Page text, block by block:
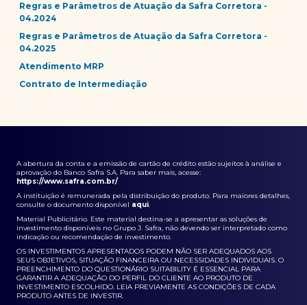
Regras e Parâmetros de Atuação da Safra Corretora -
04.2024
Regras e Parâmetros de Atuação da Safra Corretora -
04.2025
Atendimento MRP
Contrato de Intermediação
A abertura da conta e a emissão de cartão de crédito estão sujeitos à análise e
aprovação do Banco Safra S.A. Para saber mais, acesse:
https://www.safra.com.br/
A instituição é remunerada pela distribuição do produto. Para maiores detalhes,
consulte o documento disponível aqui.
Material Publicitário. Este material destina-se a apresentar as soluções de
investimento disponíveis no Grupo J. Safra, não devendo ser interpretado como
indicação ou recomendação de investimento.
OS INVESTIMENTOS APRESENTADOS PODEM NÃO SER ADEQUADOS AOS
SEUS OBJETIVOS, SITUAÇÃO FINANCEIRA OU NECESSIDADES INDIVIDUAIS. O
PREENCHIMENTO DO QUESTIONÁRIO SUITABILITY É ESSENCIAL PARA
GARANTIR A ADEQUAÇÃO DO PERFIL DO CLIENTE AO PRODUTO DE
INVESTIMENTO ESCOLHIDO. LEIA PREVIAMENTE AS CONDIÇÕES DE CADA
PRODUTO ANTES DE INVESTIR.